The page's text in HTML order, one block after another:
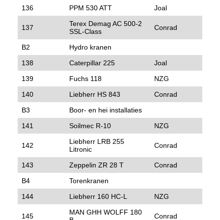
136 PPM 530 ATT Joal
137
Terex Demag AC 500-2
SSL-Class
Conrad
B2
Hydro kranen
138
Caterpillar 225
Joal
139
Fuchs 118
NZG
140
Liebherr HS 843
Conrad
B3
Boor- en hei installaties
141
Soilmec R-10 NZG
142
Liebherr LRB 255
Litronic
Conrad
143 Zeppelin ZR 28 T
Conrad
B4
Torenkranen
144
Liebherr 160 HC-L NZG
145
MAN GHH WOLFF 180
Conrad